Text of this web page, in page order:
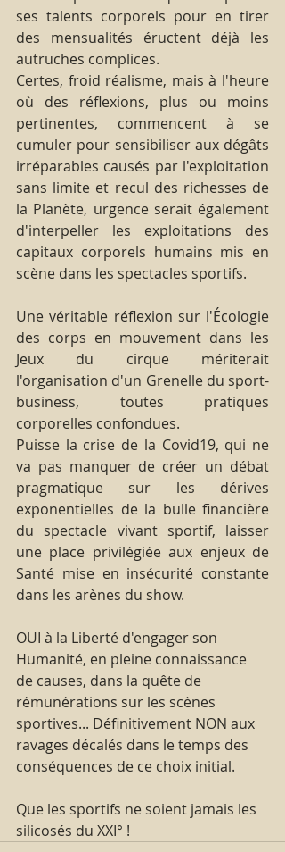
ses talents corporels pour en tirer
des mensualités éructent déjà les
autruches complices.
Certes, froid réalisme, mais à l'heure
où des réflexions, plus ou moins
pertinentes, commencent à se
cumuler pour sensibiliser aux dégâts
irréparables causés par l'exploitation
sans limite et recul des richesses de
la Planète, urgence serait également
d'interpeller les exploitations des
capitaux corporels humains mis en
scène dans les spectacles sportifs.
Une véritable réflexion sur l'Écologie
des corps en mouvement dans les
Jeux du cirque mériterait
l'organisation d'un Grenelle du sport-
business, toutes pratiques
corporelles confondues.
Puisse la crise de la Covid19, qui ne
va pas manquer de créer un débat
pragmatique sur les dérives
exponentielles de la bulle financière
du spectacle vivant sportif, laisser
une place privilégiée aux enjeux de
Santé mise en insécurité constante
dans les arènes du show.
OUI à la Liberté d'engager son
Humanité, en pleine connaissance
de causes, dans la quête de
rémunérations sur les scènes
sportives... Définitivement NON aux
ravages décalés dans le temps des
conséquences de ce choix initial.
Que les sportifs ne soient jamais les
silicosés du XXI° !